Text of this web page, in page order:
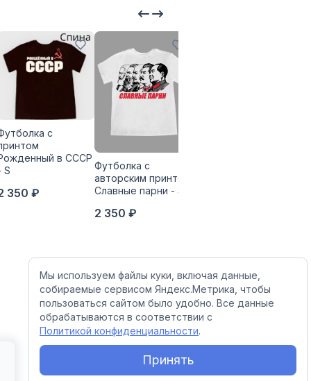
с
в СССР
S
350 ₽
Футболка с
авторским принтом
Славные парни - S
2 350 ₽
Мы используем файлы куки, включая данные,
собираемые сервисом Яндекс.Метрика, чтобы
пользоваться сайтом было удобно. Все данные
обрабатываются в соответствии с
Политикой конфиденциальности.
Принять